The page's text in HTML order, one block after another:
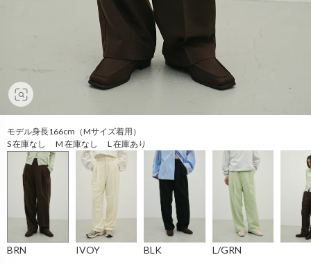
モデル身長166cm（Mサイズ着用）
S 在庫なし M 在庫なし L 在庫あり
BRN IVOY BLK L/GRN